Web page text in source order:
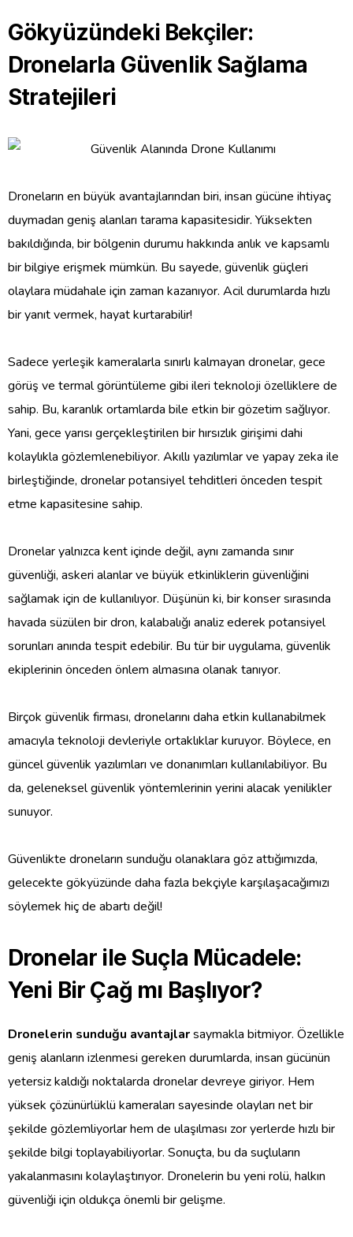
Gökyüzündeki Bekçiler:
Dronelarla Güvenlik Sağlama
Stratejileri
Droneların en büyük avantajlarından biri, insan gücüne ihtiyaç
duymadan geniş alanları tarama kapasitesidir. Yüksekten
bakıldığında, bir bölgenin durumu hakkında anlık ve kapsamlı
bir bilgiye erişmek mümkün. Bu sayede, güvenlik güçleri
olaylara müdahale için zaman kazanıyor. Acil durumlarda hızlı
bir yanıt vermek, hayat kurtarabilir!
Sadece yerleşik kameralarla sınırlı kalmayan dronelar, gece
görüş ve termal görüntüleme gibi ileri teknoloji özelliklere de
sahip. Bu, karanlık ortamlarda bile etkin bir gözetim sağlıyor.
Yani, gece yarısı gerçekleştirilen bir hırsızlık girişimi dahi
kolaylıkla gözlemlenebiliyor. Akıllı yazılımlar ve yapay zeka ile
birleştiğinde, dronelar potansiyel tehditleri önceden tespit
etme kapasitesine sahip.
Dronelar yalnızca kent içinde değil, aynı zamanda sınır
güvenliği, askeri alanlar ve büyük etkinliklerin güvenliğini
sağlamak için de kullanılıyor. Düşünün ki, bir konser sırasında
havada süzülen bir dron, kalabalığı analiz ederek potansiyel
sorunları anında tespit edebilir. Bu tür bir uygulama, güvenlik
ekiplerinin önceden önlem almasına olanak tanıyor.
Birçok güvenlik firması, dronelarını daha etkin kullanabilmek
amacıyla teknoloji devleriyle ortaklıklar kuruyor. Böylece, en
güncel güvenlik yazılımları ve donanımları kullanılabiliyor. Bu
da, geleneksel güvenlik yöntemlerinin yerini alacak yenilikler
sunuyor.
Güvenlikte droneların sunduğu olanaklara göz attığımızda,
gelecekte gökyüzünde daha fazla bekçiyle karşılaşacağımızı
söylemek hiç de abartı değil!
Dronelar ile Suçla Mücadele:
Yeni Bir Çağ mı Başlıyor?
Dronelerin sunduğu avantajlarsaymakla bitmiyor. Özellikle
geniş alanların izlenmesi gereken durumlarda, insan gücünün
yetersiz kaldığı noktalarda dronelar devreye giriyor. Hem
yüksek çözünürlüklü kameraları sayesinde olayları net bir
şekilde gözlemliyorlar hem de ulaşılması zor yerlerde hızlı bir
şekilde bilgi toplayabiliyorlar. Sonuçta, bu da suçluların
yakalanmasını kolaylaştırıyor. Dronelerin bu yeni rolü, halkın
güvenliği için oldukça önemli bir gelişme.